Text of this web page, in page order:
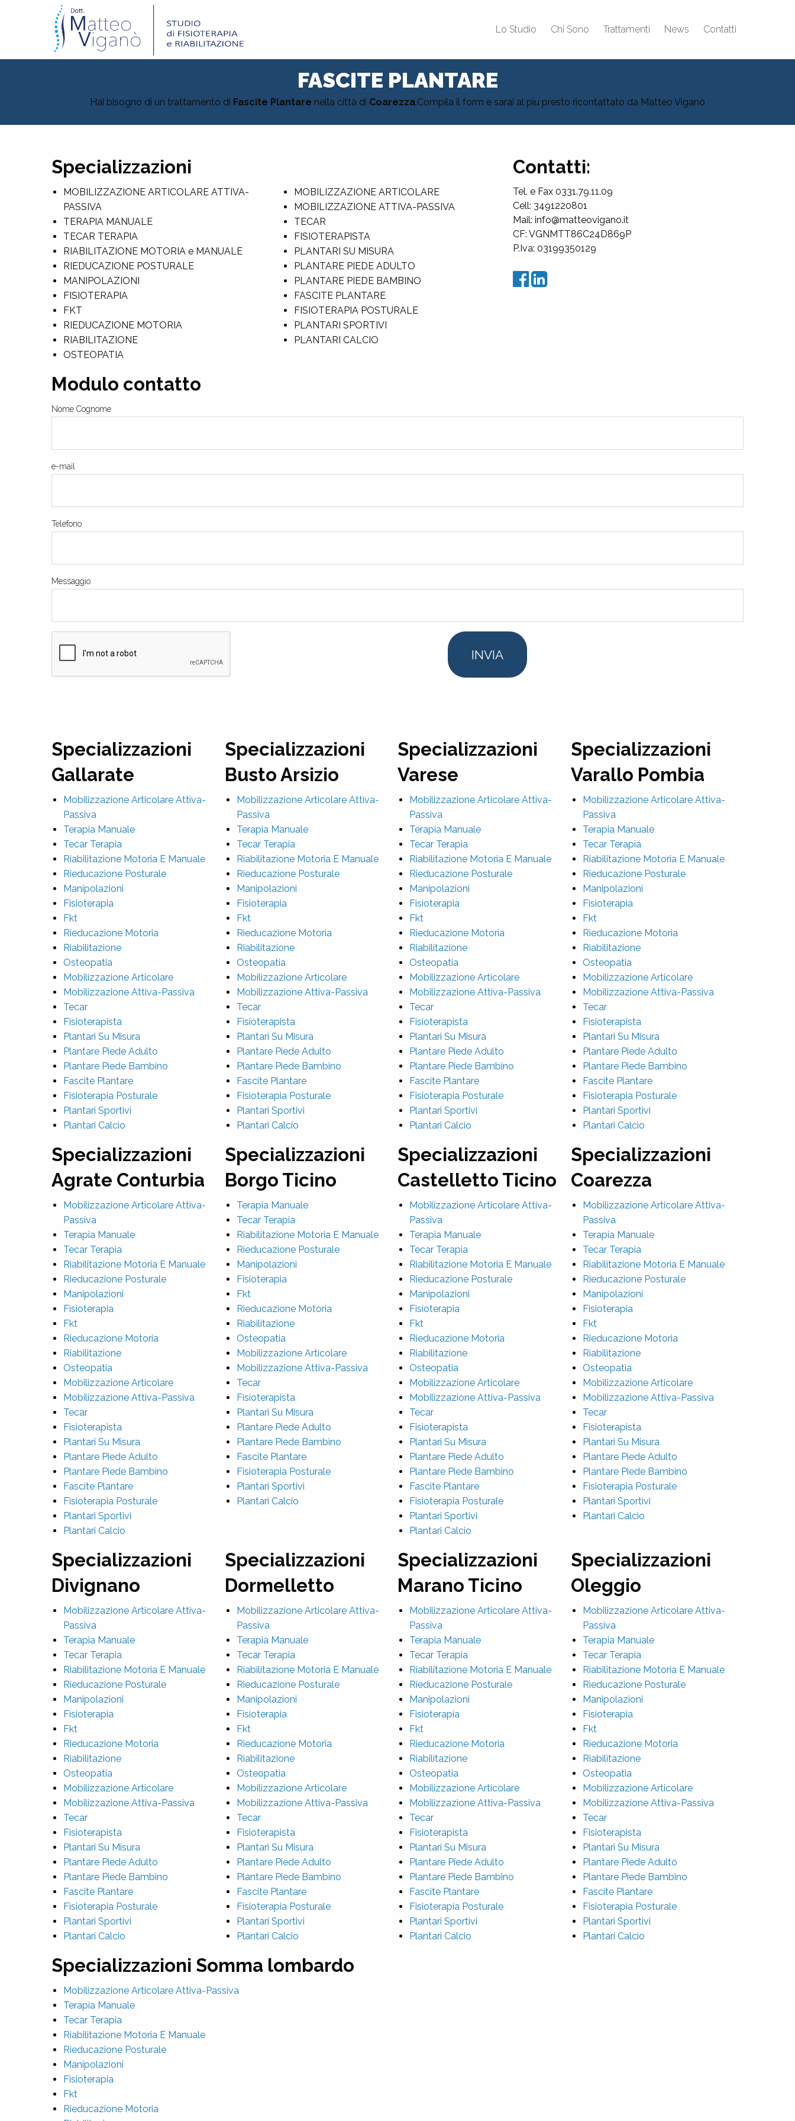
Lo Studio Chi Sono Trattamenti News Contatti
FASCITE PLANTARE
Hai bisogno di un trattamento di Fascite Plantare nella città di Coarezza.Compila il form e sarai al piu presto ricontattato da Matteo Viganò
Specializzazioni
MOBILIZZAZIONE ARTICOLARE ATTIVA-
PASSIVA
TERAPIA MANUALE
TECAR TERAPIA
RIABILITAZIONE MOTORIA e MANUALE
RIEDUCAZIONE POSTURALE
MANIPOLAZIONI
FISIOTERAPIA
FKT
RIEDUCAZIONE MOTORIA
RIABILITAZIONE
OSTEOPATIA
MOBILIZZAZIONE ARTICOLARE
MOBILIZZAZIONE ATTIVA-PASSIVA
TECAR
FISIOTERAPISTA
PLANTARI SU MISURA
PLANTARE PIEDE ADULTO
PLANTARE PIEDE BAMBINO
FASCITE PLANTARE
FISIOTERAPIA POSTURALE
PLANTARI SPORTIVI
PLANTARI CALCIO
Contatti:
Tel. e Fax 0331.79.11.09
Cell: 3491220801
Mail: info@matteovigano.it
CF: VGNMTT86C24D869P
P.Iva: 03199350129
Modulo contatto
Nome Cognome
e-mail
Telefono
Messaggio
INVIA
Specializzazioni
Gallarate
Mobilizzazione Articolare Attiva-
Passiva
Terapia Manuale
Tecar Terapia
Riabilitazione Motoria E Manuale
Rieducazione Posturale
Manipolazioni
Fisioterapia
Fkt
Rieducazione Motoria
Riabilitazione
Osteopatia
Mobilizzazione Articolare
Mobilizzazione Attiva-Passiva
Tecar
Fisioterapista
Plantari Su Misura
Plantare Piede Adulto
Plantare Piede Bambino
Fascite Plantare
Fisioterapia Posturale
Plantari Sportivi
Plantari Calcio
Specializzazioni
Busto Arsizio
Mobilizzazione Articolare Attiva-
Passiva
Terapia Manuale
Tecar Terapia
Riabilitazione Motoria E Manuale
Rieducazione Posturale
Manipolazioni
Fisioterapia
Fkt
Rieducazione Motoria
Riabilitazione
Osteopatia
Mobilizzazione Articolare
Mobilizzazione Attiva-Passiva
Tecar
Fisioterapista
Plantari Su Misura
Plantare Piede Adulto
Plantare Piede Bambino
Fascite Plantare
Fisioterapia Posturale
Plantari Sportivi
Plantari Calcio
Specializzazioni
Varese
Mobilizzazione Articolare Attiva-
Passiva
Terapia Manuale
Tecar Terapia
Riabilitazione Motoria E Manuale
Rieducazione Posturale
Manipolazioni
Fisioterapia
Fkt
Rieducazione Motoria
Riabilitazione
Osteopatia
Mobilizzazione Articolare
Mobilizzazione Attiva-Passiva
Tecar
Fisioterapista
Plantari Su Misura
Plantare Piede Adulto
Plantare Piede Bambino
Fascite Plantare
Fisioterapia Posturale
Plantari Sportivi
Plantari Calcio
Specializzazioni
Varallo Pombia
Mobilizzazione Articolare Attiva-
Passiva
Terapia Manuale
Tecar Terapia
Riabilitazione Motoria E Manuale
Rieducazione Posturale
Manipolazioni
Fisioterapia
Fkt
Rieducazione Motoria
Riabilitazione
Osteopatia
Mobilizzazione Articolare
Mobilizzazione Attiva-Passiva
Tecar
Fisioterapista
Plantari Su Misura
Plantare Piede Adulto
Plantare Piede Bambino
Fascite Plantare
Fisioterapia Posturale
Plantari Sportivi
Plantari Calcio
Specializzazioni
Agrate Conturbia
Mobilizzazione Articolare Attiva-
Passiva
Terapia Manuale
Tecar Terapia
Riabilitazione Motoria E Manuale
Rieducazione Posturale
Manipolazioni
Fisioterapia
Fkt
Rieducazione Motoria
Riabilitazione
Osteopatia
Mobilizzazione Articolare
Mobilizzazione Attiva-Passiva
Tecar
Fisioterapista
Plantari Su Misura
Plantare Piede Adulto
Plantare Piede Bambino
Fascite Plantare
Fisioterapia Posturale
Plantari Sportivi
Plantari Calcio
Specializzazioni
Borgo Ticino
Terapia Manuale
Tecar Terapia
Riabilitazione Motoria E Manuale
Rieducazione Posturale
Manipolazioni
Fisioterapia
Fkt
Rieducazione Motoria
Riabilitazione
Osteopatia
Mobilizzazione Articolare
Mobilizzazione Attiva-Passiva
Tecar
Fisioterapista
Plantari Su Misura
Plantare Piede Adulto
Plantare Piede Bambino
Fascite Plantare
Fisioterapia Posturale
Plantari Sportivi
Plantari Calcio
Specializzazioni
Castelletto Ticino
Mobilizzazione Articolare Attiva-
Passiva
Terapia Manuale
Tecar Terapia
Riabilitazione Motoria E Manuale
Rieducazione Posturale
Manipolazioni
Fisioterapia
Fkt
Rieducazione Motoria
Riabilitazione
Osteopatia
Mobilizzazione Articolare
Mobilizzazione Attiva-Passiva
Tecar
Fisioterapista
Plantari Su Misura
Plantare Piede Adulto
Plantare Piede Bambino
Fascite Plantare
Fisioterapia Posturale
Plantari Sportivi
Plantari Calcio
Specializzazioni
Coarezza
Mobilizzazione Articolare Attiva-
Passiva
Terapia Manuale
Tecar Terapia
Riabilitazione Motoria E Manuale
Rieducazione Posturale
Manipolazioni
Fisioterapia
Fkt
Rieducazione Motoria
Riabilitazione
Osteopatia
Mobilizzazione Articolare
Mobilizzazione Attiva-Passiva
Tecar
Fisioterapista
Plantari Su Misura
Plantare Piede Adulto
Plantare Piede Bambino
Fisioterapia Posturale
Plantari Sportivi
Plantari Calcio
Specializzazioni
Divignano
Mobilizzazione Articolare Attiva-
Passiva
Terapia Manuale
Tecar Terapia
Riabilitazione Motoria E Manuale
Rieducazione Posturale
Manipolazioni
Fisioterapia
Fkt
Rieducazione Motoria
Riabilitazione
Osteopatia
Mobilizzazione Articolare
Mobilizzazione Attiva-Passiva
Tecar
Fisioterapista
Plantari Su Misura
Plantare Piede Adulto
Plantare Piede Bambino
Fascite Plantare
Fisioterapia Posturale
Plantari Sportivi
Plantari Calcio
Specializzazioni
Dormelletto
Mobilizzazione Articolare Attiva-
Passiva
Terapia Manuale
Tecar Terapia
Riabilitazione Motoria E Manuale
Rieducazione Posturale
Manipolazioni
Fisioterapia
Fkt
Rieducazione Motoria
Riabilitazione
Osteopatia
Mobilizzazione Articolare
Mobilizzazione Attiva-Passiva
Tecar
Fisioterapista
Plantari Su Misura
Plantare Piede Adulto
Plantare Piede Bambino
Fascite Plantare
Fisioterapia Posturale
Plantari Sportivi
Plantari Calcio
Specializzazioni
Marano Ticino
Mobilizzazione Articolare Attiva-
Passiva
Terapia Manuale
Tecar Terapia
Riabilitazione Motoria E Manuale
Rieducazione Posturale
Manipolazioni
Fisioterapia
Fkt
Rieducazione Motoria
Riabilitazione
Osteopatia
Mobilizzazione Articolare
Mobilizzazione Attiva-Passiva
Tecar
Fisioterapista
Plantari Su Misura
Plantare Piede Adulto
Plantare Piede Bambino
Fascite Plantare
Fisioterapia Posturale
Plantari Sportivi
Plantari Calcio
Specializzazioni
Oleggio
Mobilizzazione Articolare Attiva-
Passiva
Terapia Manuale
Tecar Terapia
Riabilitazione Motoria E Manuale
Rieducazione Posturale
Manipolazioni
Fisioterapia
Fkt
Rieducazione Motoria
Riabilitazione
Osteopatia
Mobilizzazione Articolare
Mobilizzazione Attiva-Passiva
Tecar
Fisioterapista
Plantari Su Misura
Plantare Piede Adulto
Plantare Piede Bambino
Fascite Plantare
Fisioterapia Posturale
Plantari Sportivi
Plantari Calcio
Specializzazioni Somma lombardo
Mobilizzazione Articolare Attiva-Passiva
Terapia Manuale
Tecar Terapia
Riabilitazione Motoria E Manuale
Rieducazione Posturale
Manipolazioni
Fisioterapia
Fkt
Rieducazione Motoria